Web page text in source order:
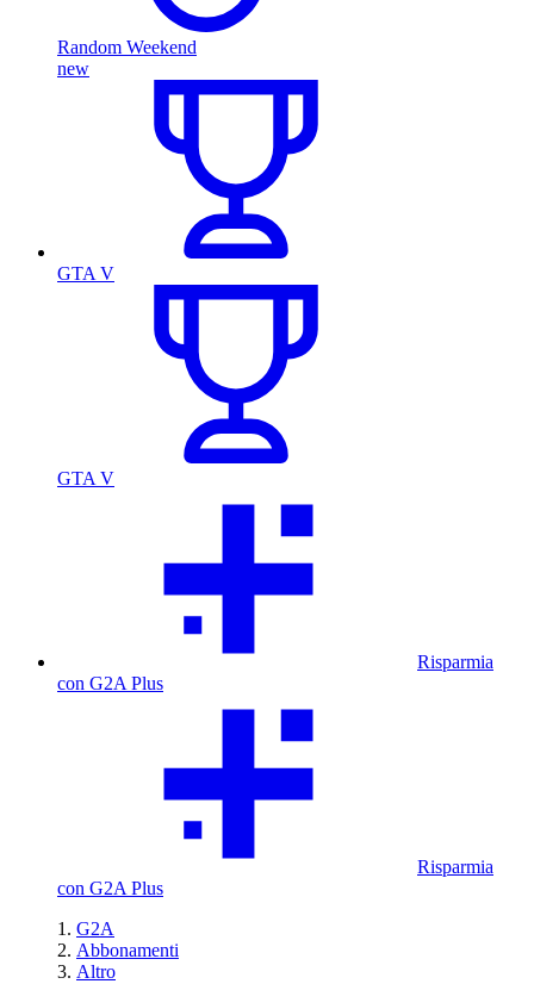
Random Weekend
new
GTA V
GTA V
Risparmia
con G2A Plus
Risparmia
con G2A Plus
G2A
Abbonamenti
Altro